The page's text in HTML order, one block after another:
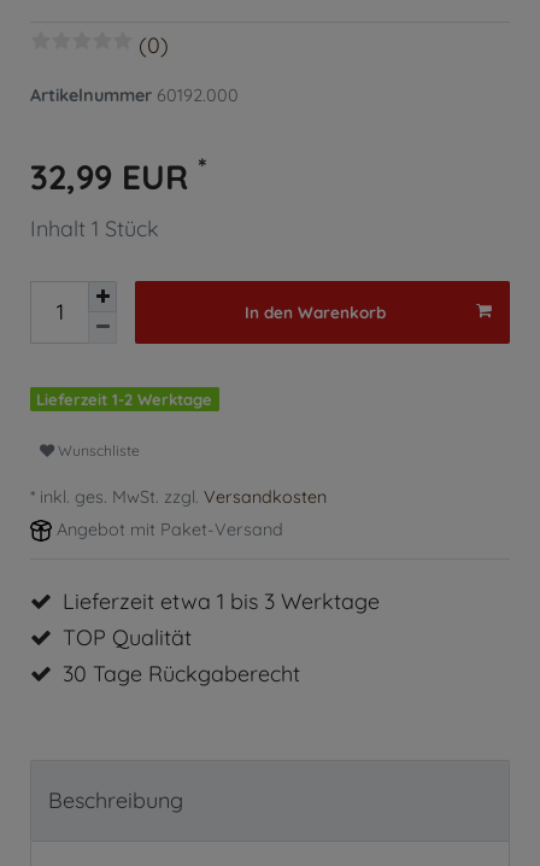
(0)
Artikelnummer 60192.000
32,99 EUR *
Inhalt 1 Stück
In den Warenkorb
Lieferzeit 1-2 Werktage
Wunschliste
* inkl. ges. MwSt. zzgl. Versandkosten
Angebot mit Paket-Versand
Lieferzeit etwa 1 bis 3 Werktage
TOP Qualität
30 Tage Rückgaberecht
Beschreibung